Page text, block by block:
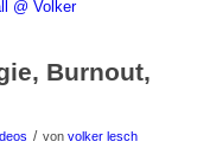
Burnout,
/ von volker lesch